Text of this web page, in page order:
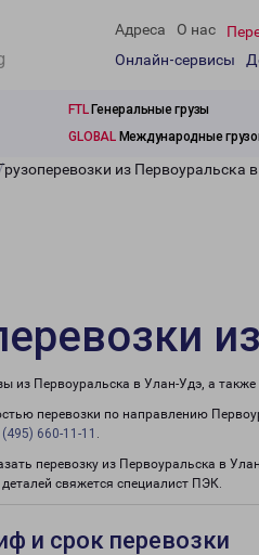
Адреса О нас
Онлайн-сервисы
FTLГенеральные грузы
GLOBALМеждународные
из Первоуральска
из Первоуральска в Улан-Удэ, а
перевозки по направлению
660-11-11 .
перевозку из Первоуральска в
свяжется специалист ПЭК.
и срок перевозки